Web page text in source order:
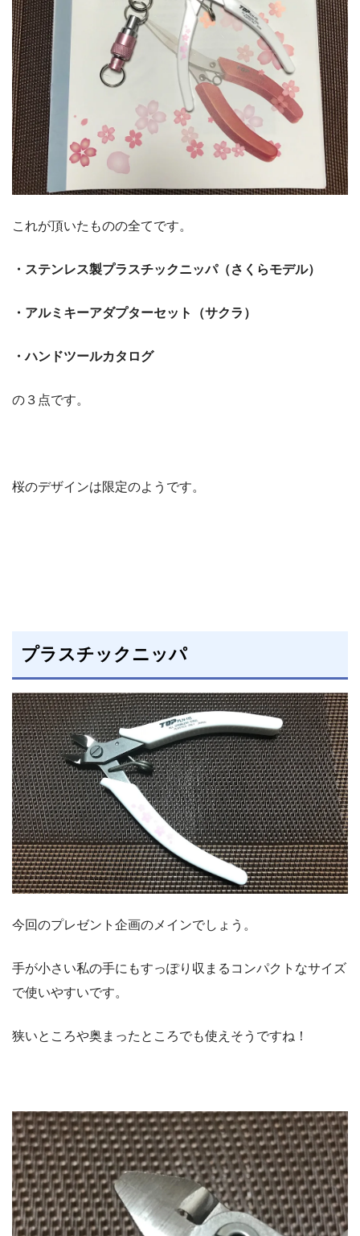
これが頂いたものの全てです。
・ステンレス製プラスチックニッパ（さくらモデル）
・アルミキーアダプターセット（サクラ）
・ハンドツールカタログ
の３点です。
桜のデザインは限定のようです。
プラスチックニッパ
今回のプレゼント企画のメインでしょう。
手が小さい私の手にもすっぽり収まるコンパクトなサイズ
で使いやすいです。
狭いところや奥まったところでも使えそうですね！